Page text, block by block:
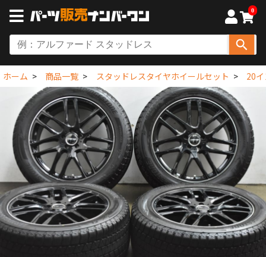
0
ホーム 商品一覧 スタッドレスタイヤホイールセット 20